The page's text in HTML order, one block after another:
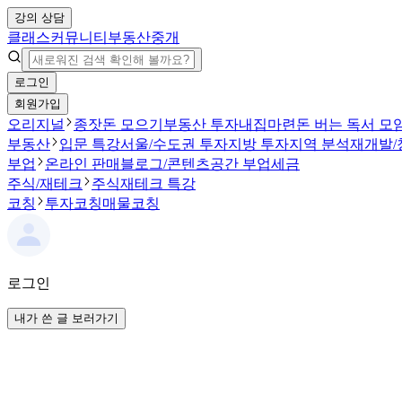
강의 상담
클래스커뮤니티 부동산중개
로그인
회원가입
오리지널 종잣돈 모으기 부동산 투자내집마련 돈 버는 독서 모
부동산
입문 특강서울/수도권 투자지방 투자지역 분석재개발/
부업
온라인 판매 블로그/콘텐츠공간 부업세금
주식/재테크
주식재테크 특강
코칭
투자코칭매물코칭
로그인
내가 쓴 글 보러가기